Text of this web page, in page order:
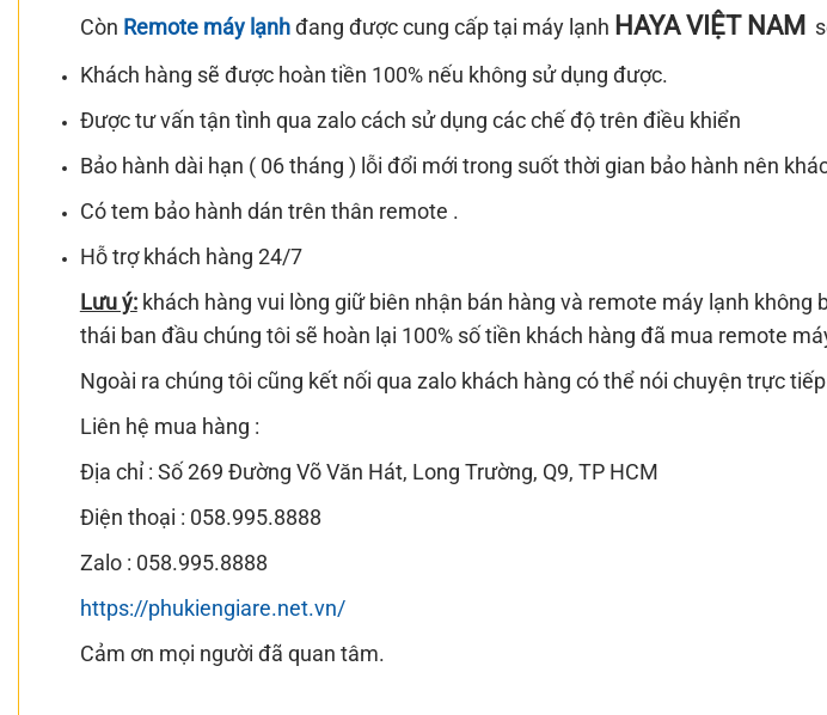
Còn Remote máy lạnhđang được cung cấp tại máy lạnh HAYA VIỆT NAM
Khách hàng sẽ được hoàn tiền 100% nếu không sử dụng được.
Được tư vấn tận tình qua zalo cách sử dụng các chế độ trên điều khiển
Bảo hành dài hạn ( 06 tháng ) lỗi đổi mới trong suốt thời gian bảo hành nên
Có tem bảo hành dán trên thân remote .
Hỗ trợ khách hàng 24/7
Lưu ý:khách hàng vui lòng giữ biên nhận bán hàng và remote máy lạnh
thái ban đầu chúng tôi sẽ hoàn lại 100% số tiền khách hàng đã mua remote
Ngoài ra chúng tôi cũng kết nối qua zalo khách hàng có thể nói chuyện trực
Liên hệ mua hàng :
Địa chỉ : Số 269 Đường Võ Văn Hát, Long Trường, Q9, TP HCM
Điện thoại : 058.995.8888
Zalo : 058.995.8888
https://phukiengiare.net.vn/
Cảm ơn mọi người đã quan tâm.